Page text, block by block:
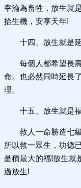
幸淪為畜牲，放生就
拾生機，安享天年!
十四、放生就是
每個人都希望長
命。也必然同時延長
理。
十五、放生就是
救人一命勝造七
所以救一眾生，功德
是積最大的福!放生就
過放生!